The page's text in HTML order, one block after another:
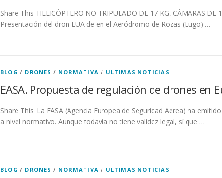
Share This: HELICÓPTERO NO TRIPULADO DE 17 KG, CÁMARAS
Presentación del dron LUA de en el Aeródromo de Rozas (Lugo) …
BLOG / DRONES / NORMATIVA / ULTIMAS NOTICIAS
EASA. Propuesta de regulación de drones en
Share This: La EASA (Agencia Europea de Seguridad Aérea) ha
a nivel normativo. Aunque todavía no tiene validez legal, sí que …
BLOG / DRONES / NORMATIVA / ULTIMAS NOTICIAS